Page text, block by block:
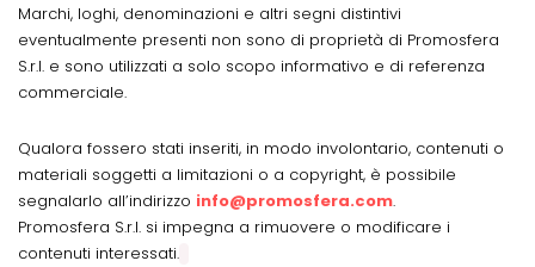
Marchi, loghi, denominazioni e altri segni distintivi
eventualmente presenti non sono di proprietà di Promosfera
S.r.l. e sono utilizzati a solo scopo informativo e di referenza
commerciale.
Qualora fossero stati inseriti, in modo involontario, contenuti o
materiali soggetti a limitazioni o a copyright, è possibile
segnalarlo all’indirizzo info@promosfera.com.
Promosfera S.r.l. si impegna a rimuovere o modificare i
contenuti interessati.